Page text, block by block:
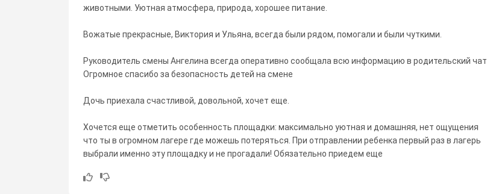
животными. Уютная атмосфера, природа, хорошее питание.
Вожатые прекрасные, Виктория и Ульяна, всегда были рядом, помогали и были чуткими.
Руководитель смены Ангелина всегда оперативно сообщала всю информацию в родительский чат.
Огромное спасибо за безопасность детей на смене
Дочь приехала счастливой, довольной, хочет еще.
Хочется еще отметить особенность площадки: максимально уютная и домашняя, нет ощущения
что ты в огромном лагере где можешь потеряться. При отправлении ребенка первый раз в лагерь
выбрали именно эту площадку и не прогадали! Обязательно приедем еще